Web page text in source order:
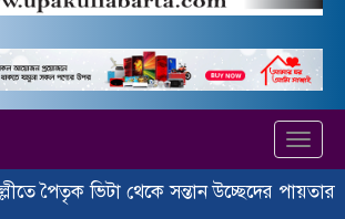
পৈতৃক ভিটা থেকে সন্তান উচ্ছেদের পায়তারার